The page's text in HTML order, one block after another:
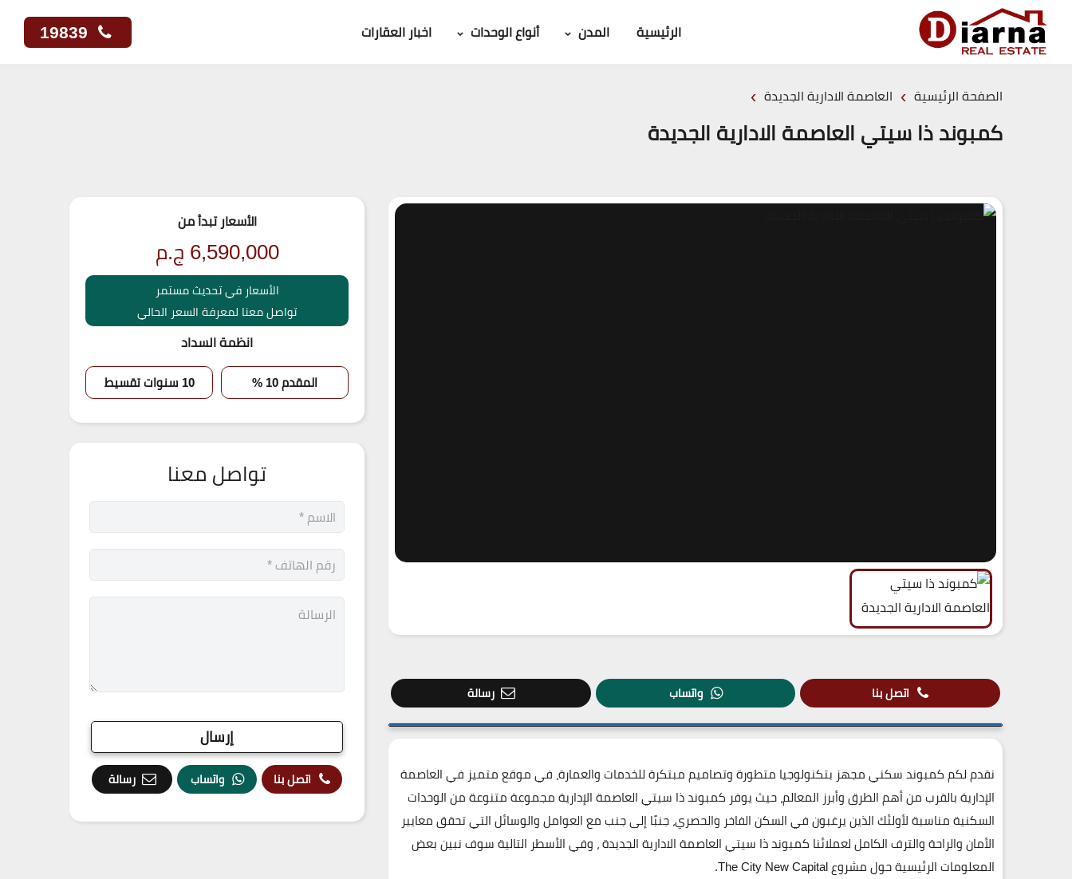
الرئيسية المدن أنواع الوحدات اخبار العقارات
الصفحة الرئيسية › العاصمة الادارية الجديدة ›
كمبوند ذا سيتي العاصمة الادارية الجديدة
اتصل بنا واتساب رسالة
نقدم لكم كمبوند سكني مجهز بتكنولوجيا متطورة وتصاميم مبتكرة للخدمات والعمارة، في موقع متميز في العاصمة
الإدارية بالقرب من أهم الطرق وأبرز المعالم، حيث يوفر كمبوند ذا سيتي العاصمة الإدارية مجموعة متنوعة من الوحدات
السكنية مناسبة لأولئك الذين يرغبون في السكن الفاخر والحصري، جنبًا إلى جنب مع العوامل والوسائل التي تحقق معايير
الأمان والراحة والترف الكامل لعملائنا كمبوند ذا سيتي العاصمة الادارية الجديدة ، وفي الأسطر التالية سوف نبين بعض
المعلومات الرئيسية حول مشروع The City New Capital.
الأسعار تبدأ من
6,590,000ج.م
الأسعار في تحديث مستمر
تواصل معنا لمعرفة السعر الحالي
انظمة السداد
المقدم 10 % 10 سنوات تقسيط
تواصل معنا
اتصل بنا واتساب رسالة